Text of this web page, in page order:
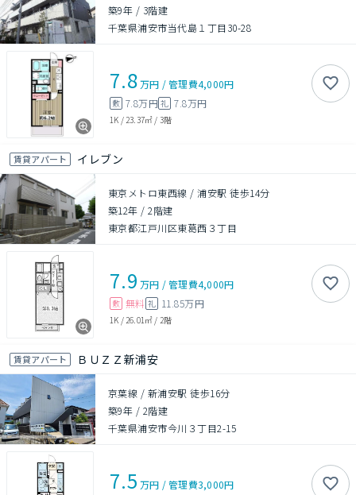
築9年 / 3階建
千葉県浦安市当代島１丁目30-28
7.8万円 /管理費4,000円
敷 7.8万円礼 7.8万円
1K / 23.37㎡ / 3階
賃貸アパート イレブン
東京メトロ東西線 / 浦安駅 徒歩14分
築12年 /2階建
東京都江戸川区東葛西３丁目
7.9 万円 /管理費4,000円
敷 無料 礼 11.85万円
1K / 26.01㎡ / 2階
賃貸アパート ＢＵＺＺ新浦安
京葉線 / 新浦安駅 徒歩16分
築9年 / 2階建
千葉県浦安市今川３丁目2-15
7.5 万円 /管理費3,000円